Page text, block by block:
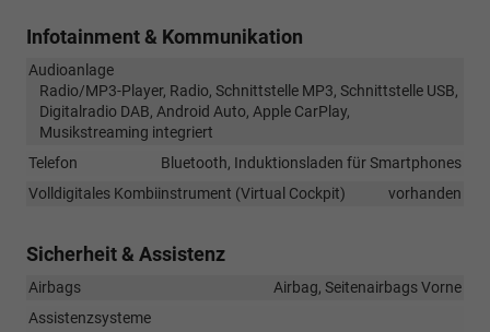
Infotainment & Kommunikation
Audioanlage
Radio/MP3-Player, Radio, Schnittstelle MP3, Schnittstelle USB,
Digitalradio DAB, Android Auto, Apple CarPlay,
Musikstreaming integriert
Telefon
Bluetooth, Induktionsladen für Smartphones
Volldigitales Kombiinstrument (Virtual Cockpit)
vorhanden
Sicherheit & Assistenz
Airbags
Airbag, Seitenairbags Vorne
Assistenzsysteme